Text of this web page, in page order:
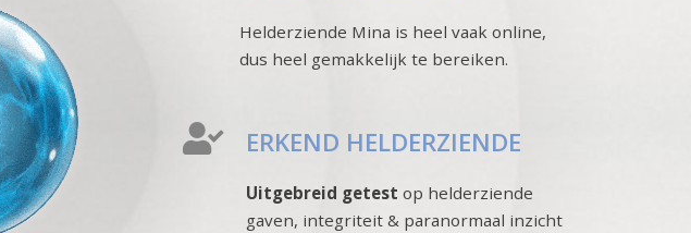
Helderziende Mina is heel vaak online,
dus heel gemakkelijk te bereiken.
ERKEND HELDERZIENDE
Uitgebreid getest op helderziende
gaven, integriteit & paranormaal inzicht